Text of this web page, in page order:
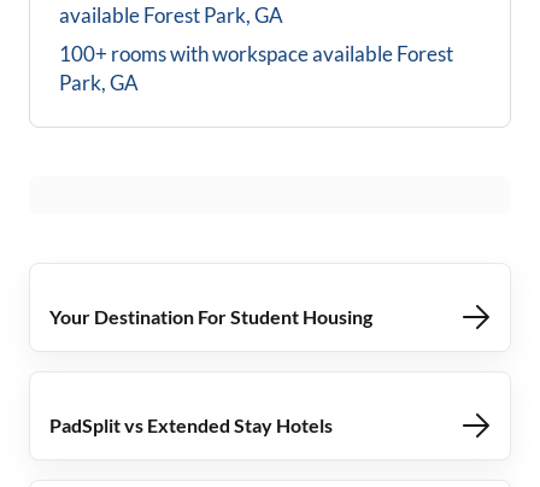
availableForest Park, GA
100+ rooms with workspace availableForest
Park, GA
Your Destination For Student Housing
PadSplit vs Extended Stay Hotels